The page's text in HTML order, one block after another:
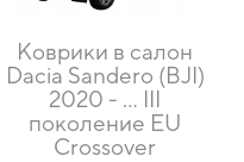
Коврики в салон
Dacia Sandero (BJI)
2020 - ... III
поколение EU
Crossover